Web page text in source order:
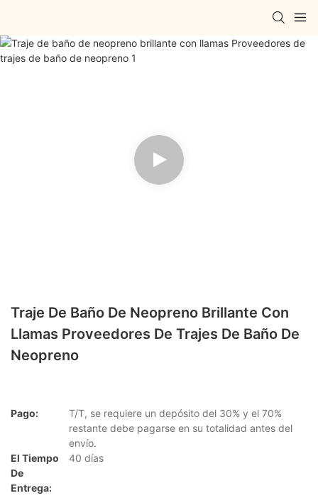
Traje De Baño De Neopreno Brillante Con
Llamas Proveedores De Trajes De Baño De
Neopreno
Pago:
T/T, se requiere un depósito del 30% y el 70%
restante debe pagarse en su totalidad antes del
envío.
El Tiempo
De
Entrega:
40 días